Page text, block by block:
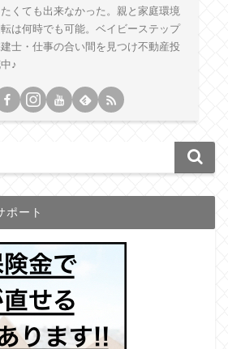
くても出来なかった。親と家庭環境
は何時でも可能。ベイビーステップ
士・仕事の合い間を見つけ不動産投
♪
ポート